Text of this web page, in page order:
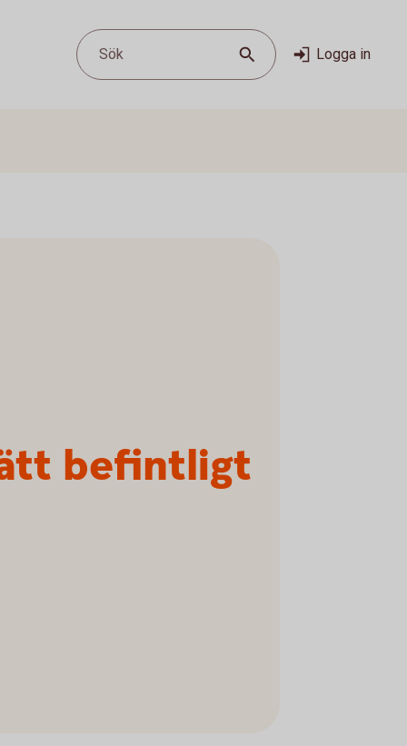
Sök Logga in
befintligt